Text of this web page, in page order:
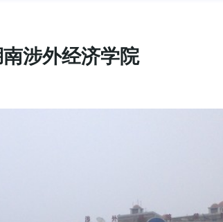
涉外经济学院